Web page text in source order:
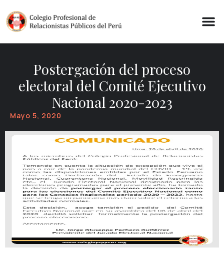
Postergación del proceso
electoral del Comité Ejecutivo
Nacional 2020-2023
Mayo 5, 2020